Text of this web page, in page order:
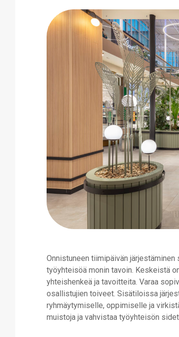
Onnistuneen tiimipäivän
työyhteisöä monin tavoin. Keskeistä
yhteishenkeä ja tavoitteita. Varaa
osallistujien toiveet. Sisätiloissa
ryhmäytymiselle, oppimiselle ja
muistoja ja vahvistaa työyhteisön